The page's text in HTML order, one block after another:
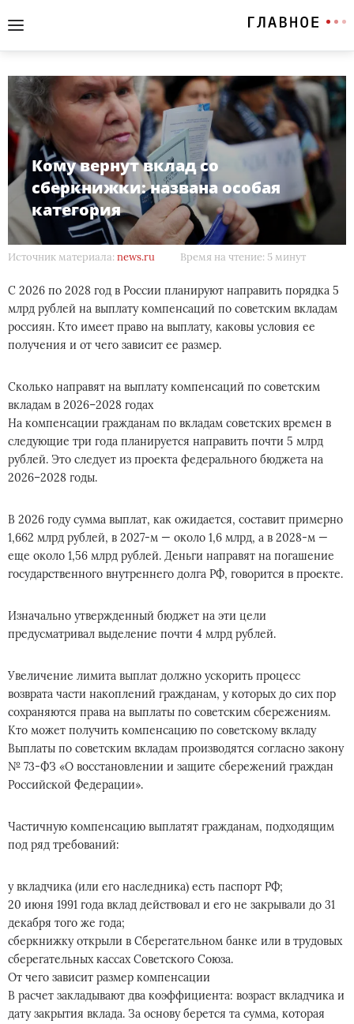
Кому вернут вклад со
сберкнижки: названа особая
категория
Источник материала: news.ru Время на чтение: 5 минут
С 2026 по 2028 год в России планируют направить порядка 5
млрд рублей на выплату компенсаций по советским вкладам
россиян. Кто имеет право на выплату, каковы условия ее
получения и от чего зависит ее размер.
Сколько направят на выплату компенсаций по советским
вкладам в 2026–2028 годах
На компенсации гражданам по вкладам советских времен в
следующие три года планируется направить почти 5 млрд
рублей. Это следует из проекта федерального бюджета на
2026–2028 годы.
В 2026 году сумма выплат, как ожидается, составит примерно
1,662 млрд рублей, в 2027-м — около 1,6 млрд, а в 2028-м —
еще около 1,56 млрд рублей. Деньги направят на погашение
государственного внутреннего долга РФ, говорится в проекте.
Изначально утвержденный бюджет на эти цели
предусматривал выделение почти 4 млрд рублей.
Увеличение лимита выплат должно ускорить процесс
возврата части накоплений гражданам, у которых до сих пор
сохраняются права на выплаты по советским сбережениям.
Кто может получить компенсацию по советскому вкладу
Выплаты по советским вкладам производятся согласно закону
№ 73-ФЗ «О восстановлении и защите сбережений граждан
Российской Федерации».
Частичную компенсацию выплатят гражданам, подходящим
под ряд требований:
у вкладчика (или его наследника) есть паспорт РФ;
20 июня 1991 года вклад действовал и его не закрывали до 31
декабря того же года;
сберкнижку открыли в Сберегательном банке или в трудовых
сберегательных кассах Советского Союза.
От чего зависит размер компенсации
В расчет закладывают два коэффициента: возраст вкладчика и
дату закрытия вклада. За основу берется та сумма, которая